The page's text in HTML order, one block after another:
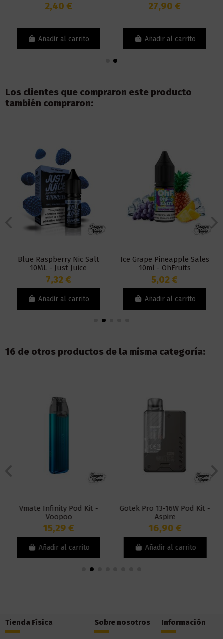
2,40 €
Añadir al carrito
27,90 €
Añadir al carrito
Los clientes que compraron este producto
también compraron:
Blue Raspberry Nic Salt
10ML - Just Juice
7,32 €
Añadir al carrito
Ice Grape Pineapple Sales
10ml - OhFruits
5,02 €
Añadir al carrito
16 de otros productos de la misma categoría:
Vmate Infinity Pod Kit -
Voopoo
15,29 €
Añadir al carrito
Gotek Pro 13-16W Pod Kit -
Aspire
16,90 €
Añadir al carrito
Tienda Física Sobre nosotros Información